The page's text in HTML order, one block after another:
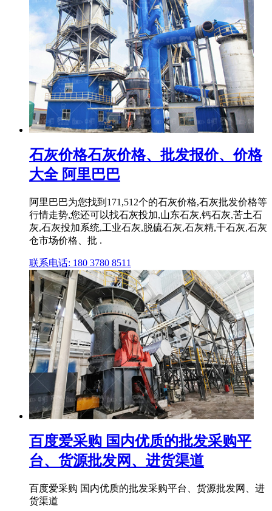
石灰价格石灰价格、批发报价、价格
大全 阿里巴巴
阿里巴巴为您找到171,512个的石灰价格,石灰批发价格等
行情走势,您还可以找石灰投加,山东石灰,钙石灰,苦土石
灰,石灰投加系统,工业石灰,脱硫石灰,石灰精,干石灰,石灰
仓市场价格、批 .
联系电话: 180 3780 8511
百度爱采购 国内优质的批发采购平
台、货源批发网、进货渠道
百度爱采购 国内优质的批发采购平台、货源批发网、进
货渠道